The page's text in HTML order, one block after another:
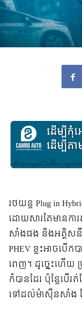
រថយន្ត Plug in
ដោយសារតែមានក
សាំងផង និងអគ្គិសនី
PHEV ខ្លះអាចប
ពេញ។ ដូច្នេះហើយ
ក៏បានដែរ ប៉ុន្តែបើ
ទៅដល់ម៉ាស៊ីនសាំង